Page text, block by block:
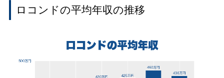
ロコンドの平均年収の推移